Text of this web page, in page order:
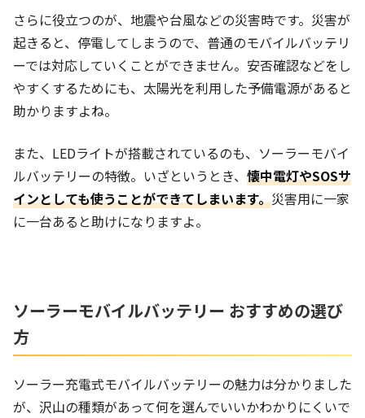
さらに役立つのが、地震や台風などの災害時です。災害が
起きると、停電してしまうので、普通のモバイルバッテリ
ーでは対応していくことができません。安否確認などをし
やすくするためにも、太陽光を利用した予備電源があると
助かりますよね。
また、LEDライトが搭載されているのも、ソーラーモバイ
ルバッテリーの特徴。いざというとき、 懐中電灯やSOSサ
インとしても使うことができてしまいます。災害用に一家
に一台あると助けになりますよ。
ソーラーモバイルバッテリー おすすめの選び
方
ソーラー充電式モバイルバッテリーの魅力は分かりました
が、沢山の種類があって何を選んでいいかわかりにくいで